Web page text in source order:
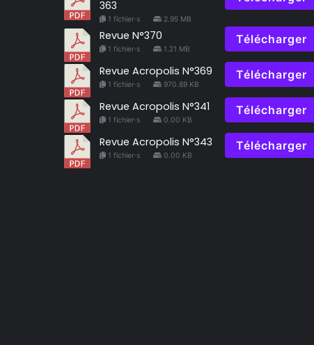
363
1 fichier·s 2.95 MB
Revue N°370
1 fichier·s 1.21 MB
Télécharger
Revue Acropolis N°369
1 fichier·s 970.89 KB
Télécharger
Revue Acropolis N°341
1 fichier·s 0.00 KB
Télécharger
Revue Acropolis N°343
1 fichier·s 0.00 KB
Télécharger